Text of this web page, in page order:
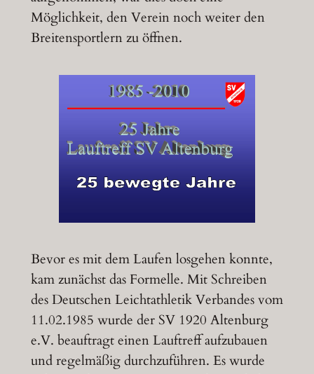
Möglichkeit, den Verein noch weiter den
Breitensportlern zu öffnen.
Bevor es mit dem Laufen losgehen konnte,
kam zunächst das Formelle. Mit Schreiben
des Deutschen Leichtathletik Verbandes vom
11.02.1985 wurde der SV 1920 Altenburg
e.V. beauftragt einen Lauftreff aufzubauen
und regelmäßig durchzuführen. Es wurde